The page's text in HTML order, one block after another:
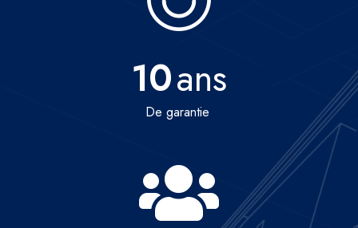
10ans
De garantie